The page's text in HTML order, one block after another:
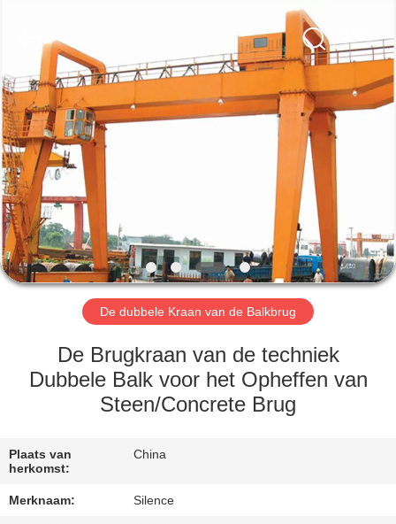
HUIS
PRODUCTEN
ONGEVEER
ONS
FABRIEKSREIS
KWALITEITSCONTROLE
CONTACTEER
Reserved.
De dubbele Kraan van de Balkbrug
De Brugkraan van de techniek
Dubbele Balk voor het Opheffen van
Steen/Concrete Brug
Plaats van
herkomst:
China
Merknaam: Silence